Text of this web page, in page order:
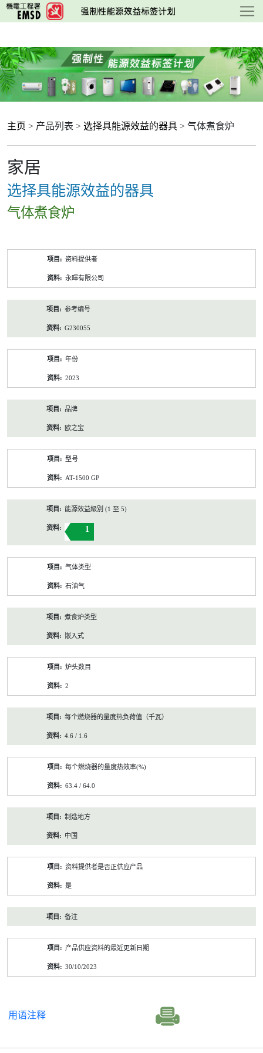
跳
至
要
内
容
主页 > 产品列表 > 选择具能源效益的器具 > 气体煮食炉
家居
选择具能源效益的器具
气体煮食炉
资料提供者
永暉有限公司
参考编号
G230055
年份
2023
品牌
欧之宝
型号
AT-1500 GP
能源效益級別 (1 至 5)
1
气体类型
石油气
煮食炉类型
嵌入式
炉头数目
2
每个燃烧器的量度热负荷值（千瓦）
4.6 / 1.6
每个燃烧器的量度热效率(%)
63.4 / 64.0
制造地方
中国
资料提供者是否正供应产品
是
备注
产品供应资料的最近更新日期
30/10/2023
用语注释